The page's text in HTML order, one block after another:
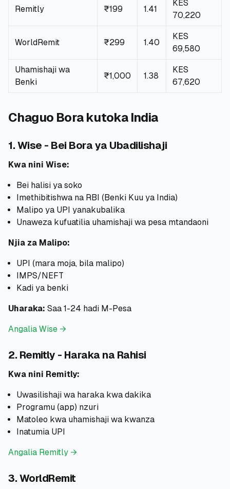
Remitly ₹199 1.41
KES
70,220
WorldRemit ₹299 1.40
KES
69,580
Uhamishaji wa
Benki
₹1,000 1.38
KES
67,620
Chaguo Bora kutoka India
1. Wise - Bei Bora ya Ubadilishaji
Kwa nini Wise:
Bei halisi ya soko
Imethibitishwa na RBI (Benki Kuu ya India)
Malipo ya UPI yanakubalika
Unaweza kufuatilia uhamishaji wa pesa mtandaoni
Njia za Malipo:
UPI (mara moja, bila malipo)
IMPS/NEFT
Kadi ya benki
Uharaka: Saa 1-24 hadi M-Pesa
Angalia Wise →
2. Remitly - Haraka na Rahisi
Kwa nini Remitly:
Uwasilishaji wa haraka kwa dakika
Programu (app) nzuri
Matoleo kwa uhamishaji wa kwanza
Inatumia UPI
Angalia Remitly →
3. WorldRemit